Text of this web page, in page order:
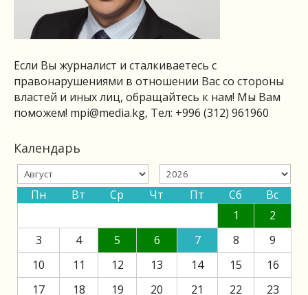
Если Вы журналист и сталкиваетесь с
правонарушениями в отношении Вас со стороны
властей и иных лиц, обращайтесь к нам! Мы Вам
поможем! mpi@media.kg, Тел: +996 (312) 961960
Календарь
Пн Вт Ср Чт Пт Сб
Вс
1
2
3
4 5 6 7 8
9
10
11 12 13 14 15
16
17
18 19 20 21 22
23